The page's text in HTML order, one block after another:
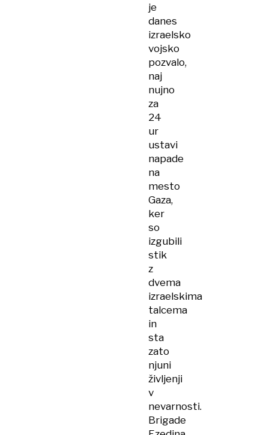
je
danes
izraelsko
vojsko
pozvalo,
naj
nujno
za
24
ur
ustavi
napade
na
mesto
Gaza,
ker
so
izgubili
stik
z
dvema
izraelskima
talcema
in
sta
zato
njuni
življenji
v
nevarnosti.
Brigade